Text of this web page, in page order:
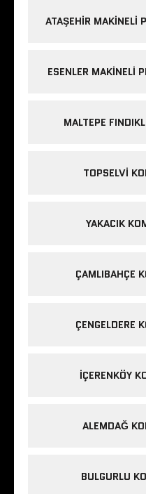
ATAŞEHIR MAKINELI
ESENLER MAKINELI
MALTEPE
TOPSELVI
YAKACIK
ÇAMLIBAHÇE
ÇENGELDERE
IÇERENKÖY
ALEMDAĞ
BULGURLU